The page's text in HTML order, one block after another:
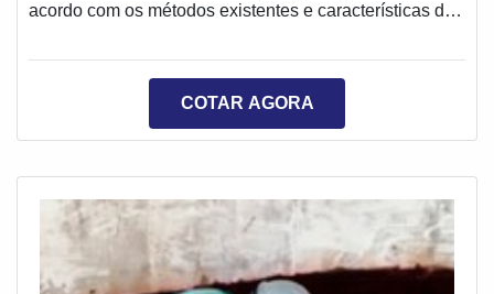
acordo com os métodos existentes e características das
geometria das peças, o tipo de material utilizado e o
uma forte aderência mecânica nos materiais, ou a
COTAR AGORA